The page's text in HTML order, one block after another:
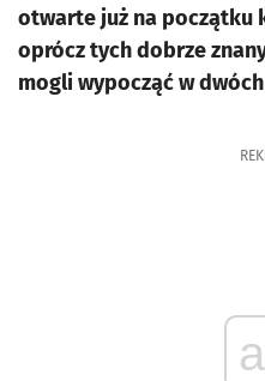
otwarte już na początku
oprócz tych dobrze
mogli wypocząć w